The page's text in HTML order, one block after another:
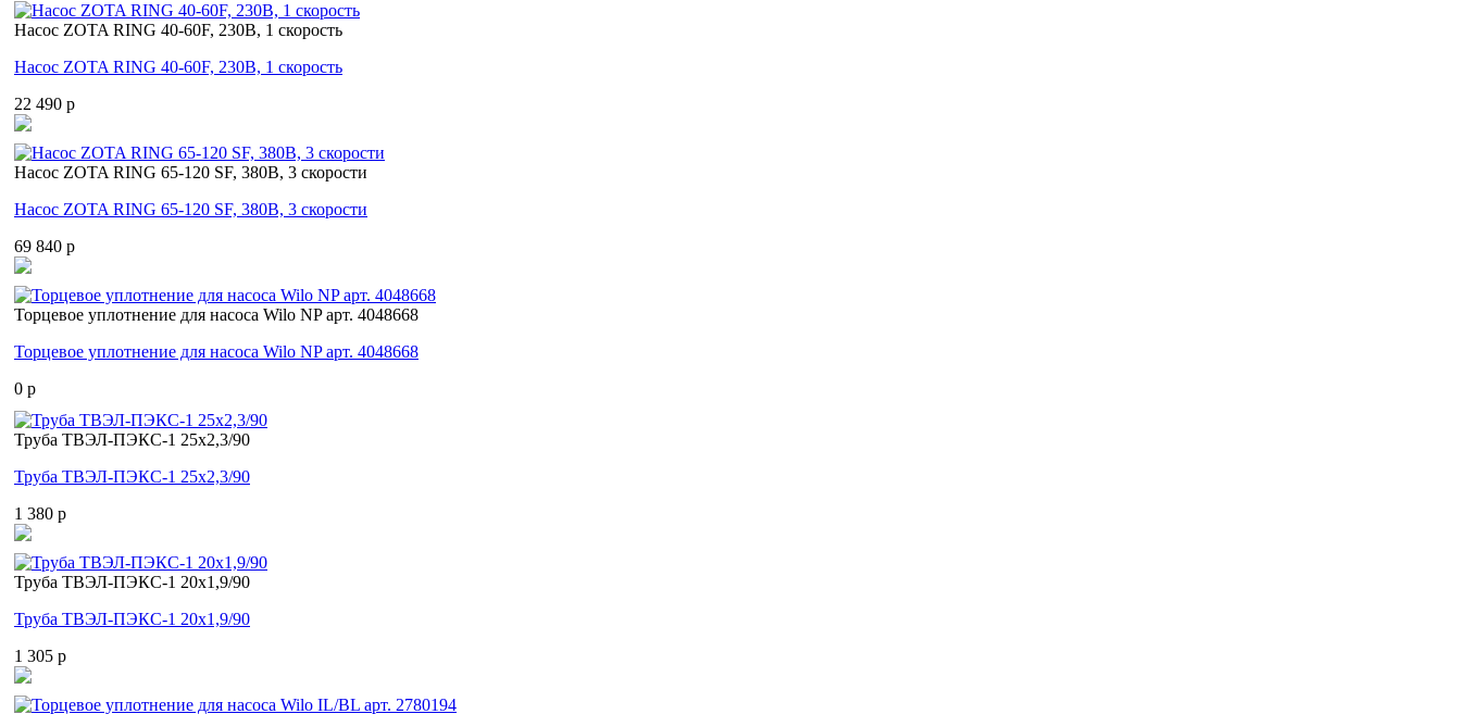
Насос ZOTA RING 40-60F, 230В, 1 скорость
Насос ZOTA RING 40-60F, 230В, 1 скорость
22 490 p
Насос ZOTA RING 65-120 SF, 380В, 3 скорости
Насос ZOTA RING 65-120 SF, 380В, 3 скорости
69 840 p
Торцевое уплотнение для насоса Wilo NP арт. 4048668
Торцевое уплотнение для насоса Wilo NP арт. 4048668
0 p
Труба ТВЭЛ-ПЭКС-1 25x2,3/90
Труба ТВЭЛ-ПЭКС-1 25x2,3/90
1 380 p
Труба ТВЭЛ-ПЭКС-1 20x1,9/90
Труба ТВЭЛ-ПЭКС-1 20x1,9/90
1 305 p